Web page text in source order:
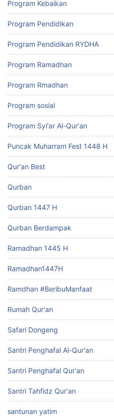
Program Kebaikan
Program Pendidikan
Program Pendidikan RYDHA
Program Ramadhan
Program Rmadhan
Program sosial
Program Syi'ar Al-Qur'an
Puncak Muharram Fest 1448 H
Qur'an Best
Qurban
Qurban 1447 H
Qurban Berdampak
Ramadhan 1445 H
Ramadhan1447H
Ramdhan #BeribuManfaat
Rumah Qur'an
Safari Dongeng
Santri Penghafal Al-Qur'an
Santri Penghafal Qur'an
Santri Tahfidz Qur'an
santunan yatim